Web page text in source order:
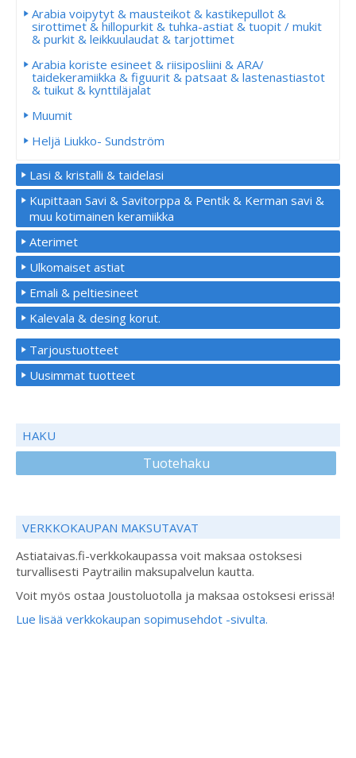
Arabia voipytyt & mausteikot & kastikepullot &
sirottimet & hillopurkit & tuhka-astiat & tuopit / mukit
& purkit & leikkuulaudat & tarjottimet
Arabia koriste esineet & riisiposliini & ARA/
taidekeramiikka & figuurit & patsaat & lastenastiastot
& tuikut & kynttiläjalat
Muumit
Heljä Liukko- Sundström
Lasi & kristalli & taidelasi
Kupittaan Savi & Savitorppa & Pentik & Kerman savi &
muu kotimainen keramiikka
Aterimet
Ulkomaiset astiat
Emali & peltiesineet
Kalevala & desing korut.
Tarjoustuotteet
Uusimmat tuotteet
HAKU
Tuotehaku
VERKKOKAUPAN MAKSUTAVAT
Astiataivas.fi-verkkokaupassa voit maksaa ostoksesi
turvallisesti Paytrailin maksupalvelun kautta.
Voit myös ostaa Joustoluotolla ja maksaa ostoksesi erissä!
Lue lisää verkkokaupan sopimusehdot -sivulta.